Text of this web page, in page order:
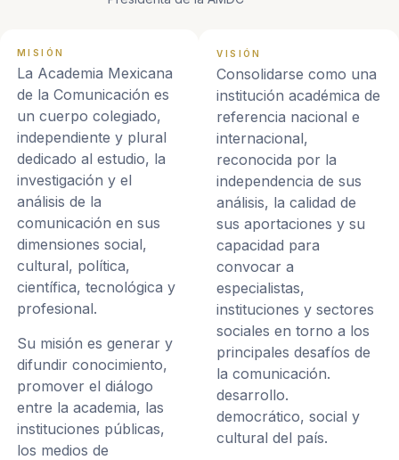
MISIÓN
La Academia Mexicana
de la Comunicación es
un cuerpo colegiado,
independiente y plural
dedicado al estudio, la
investigación y el
análisis de la
comunicación en sus
dimensiones social,
cultural, política,
científica, tecnológica y
profesional.
Su misión es generar y
difundir conocimiento,
promover el diálogo
entre la academia, las
instituciones públicas,
los medios de
VISIÓN
Consolidarse como una
institución académica de
referencia nacional e
internacional,
reconocida por la
independencia de sus
análisis, la calidad de
sus aportaciones y su
capacidad para
convocar a
especialistas,
instituciones y sectores
sociales en torno a los
principales desafíos de
la comunicación.
desarrollo.
democrático, social y
cultural del país.